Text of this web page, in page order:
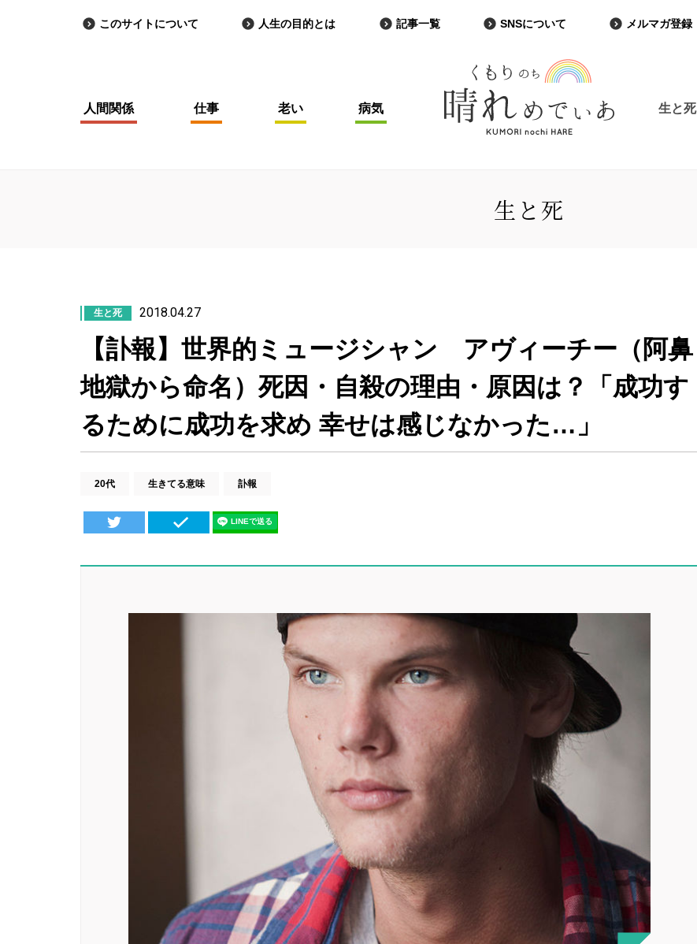
このサイトについて 人生の目的とは 記事一覧 SNSについて メルマガ登録
人間関係 仕事 老い 病気 生と死
生と死
生と死 2018.04.27
【訃報】世界的ミュージシャン アヴィーチー（阿鼻
地獄から命名）死因・自殺の理由・原因は？「成功す
るために成功を求め 幸せは感じなかった…」
20代 生きてる意味 訃報